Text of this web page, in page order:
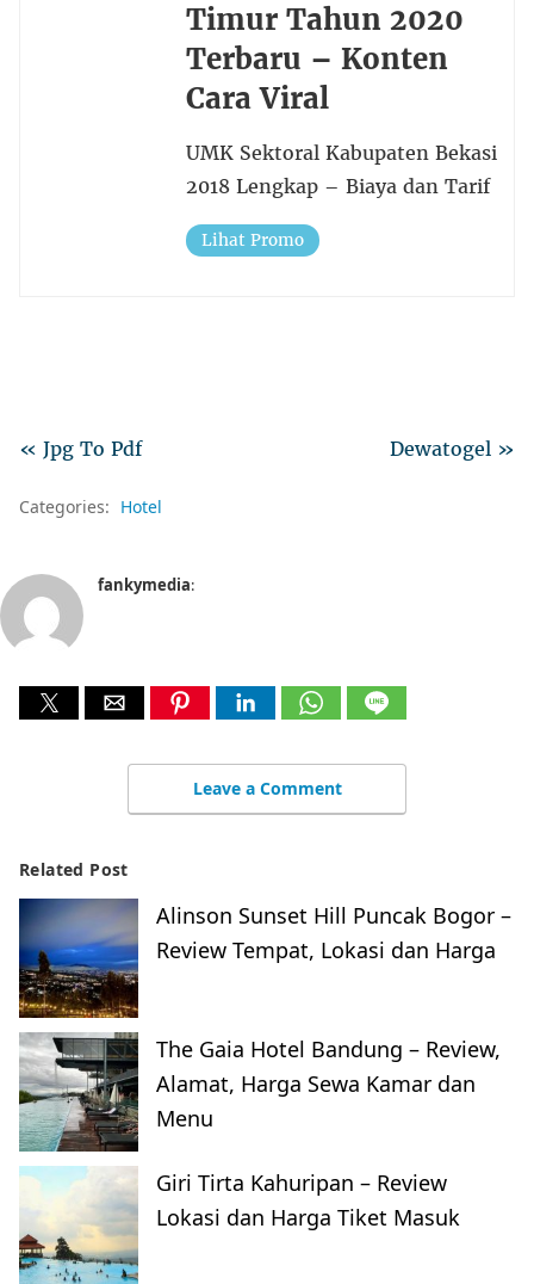
Timur Tahun 2020
Terbaru – Konten
Cara Viral
UMK Sektoral Kabupaten Bekasi
2018 Lengkap – Biaya dan Tarif
Lihat Promo
Dewatogel »
« Jpg To Pdf
Categories: Hotel
fankymedia:
Leave a Comment
Related Post
Alinson Sunset Hill Puncak Bogor –
Review Tempat, Lokasi dan Harga
The Gaia Hotel Bandung – Review,
Alamat, Harga Sewa Kamar dan
Menu
Giri Tirta Kahuripan – Review
Lokasi dan Harga Tiket Masuk